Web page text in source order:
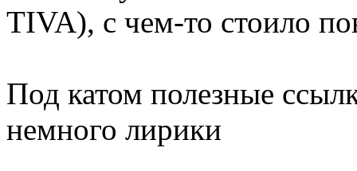
TIVA), с чем-то стоило
Под катом полезные
немного лирики